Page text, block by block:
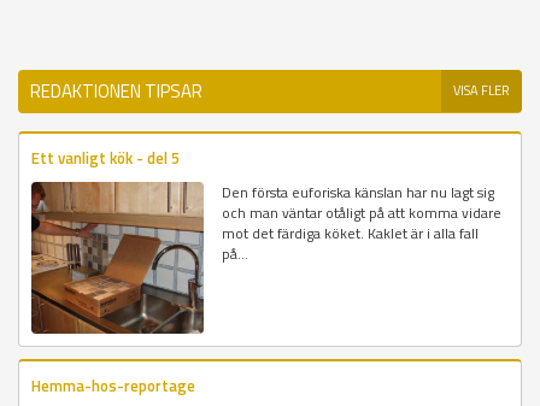
REDAKTIONEN TIPSAR VISA FLER
Ett vanligt kök - del 5
Den första euforiska känslan har nu lagt sig
och man väntar otåligt på att komma vidare
mot det färdiga köket. Kaklet är i alla fall
på...
Hemma-hos-reportage